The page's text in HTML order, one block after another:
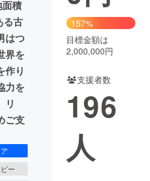
Good
CAMPFIRE Creation
納税machi-ya コミュニティ
積
る古
はつ
界を
作り
力を
リ
ご支
ー
157%
目標金額は
2,000,000円
支援者数
196
人